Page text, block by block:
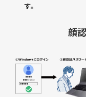
す。
顔